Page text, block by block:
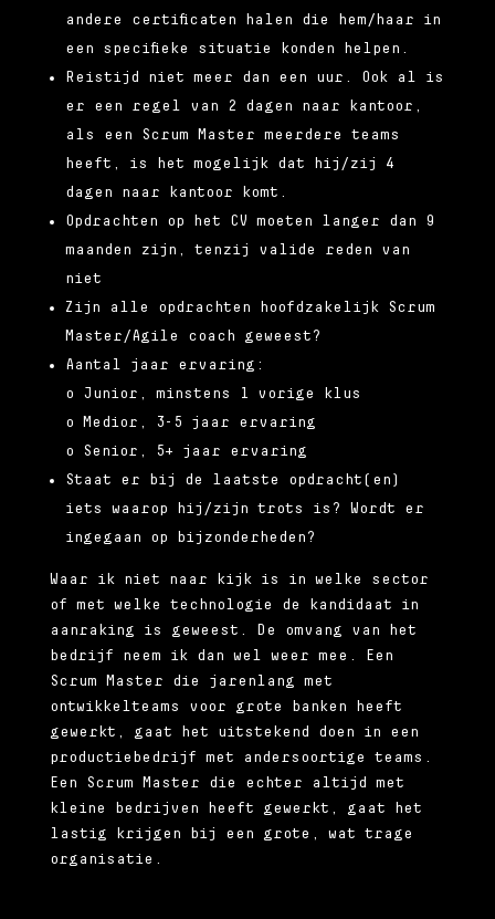
andere certificaten halen die hem/haar in
een specifieke situatie konden helpen.
Reistijd niet meer dan een uur. Ook al is
er een regel van 2 dagen naar kantoor,
als een Scrum Master meerdere teams
heeft, is het mogelijk dat hij/zij 4
dagen naar kantoor komt.
Opdrachten op het CV moeten langer dan 9
maanden zijn, tenzij valide reden van
niet
Zijn alle opdrachten hoofdzakelijk Scrum
Master/Agile coach geweest?
Aantal jaar ervaring:
o Junior, minstens 1 vorige klus
o Medior, 3-5 jaar ervaring
o Senior, 5+ jaar ervaring
Staat er bij de laatste opdracht(en)
iets waarop hij/zijn trots is? Wordt er
ingegaan op bijzonderheden?
Waar ik niet naar kijk is in welke sector
of met welke technologie de kandidaat in
aanraking is geweest. De omvang van het
bedrijf neem ik dan wel weer mee. Een
Scrum Master die jarenlang met
ontwikkelteams voor grote banken heeft
gewerkt, gaat het uitstekend doen in een
productiebedrijf met andersoortige teams.
Een Scrum Master die echter altijd met
kleine bedrijven heeft gewerkt, gaat het
lastig krijgen bij een grote, wat trage
organisatie.